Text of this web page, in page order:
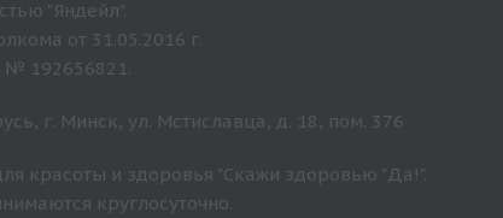
"Яндейл".
от 31.05.2016 г.
№ 192656821.
г. Минск, ул. Мстиславца, д. 18, пом. 376
красоты и здоровья "Скажи здоровью "Да!".
круглосуточно.